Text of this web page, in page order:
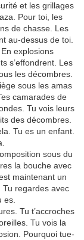
et les grillages
Pour toi, les
de chasse. Les
au-dessus de toi.
explosions
s’effondrent. Les
les décombres.
sous les amas
camarades de
Tu vois leurs
des décombres.
Tu es un enfant.
sous du
la bouche avec
maintenant un
Tu regardes avec
es.
Tu t’accroches
Tu vois la
Pourquoi tue-